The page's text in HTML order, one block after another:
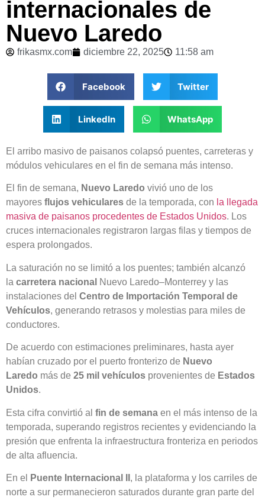
internacionales de
Nuevo Laredo
frikasmx.com diciembre 22, 2025 11:58 am
Facebook Twitter
LinkedIn WhatsApp
El arribo masivo de paisanos colapsó puentes, carreteras y
módulos vehiculares en el fin de semana más intenso.
El fin de semana, Nuevo Laredo vivió uno de los
mayores flujos vehiculares de la temporada, con la llegada
masiva de paisanos procedentes de Estados Unidos. Los
cruces internacionales registraron largas filas y tiempos de
espera prolongados.
La saturación no se limitó a los puentes; también alcanzó
la carretera nacional Nuevo Laredo–Monterrey y las
instalaciones del Centro de Importación Temporal de
Vehículos, generando retrasos y molestias para miles de
conductores.
De acuerdo con estimaciones preliminares, hasta ayer
habían cruzado por el puerto fronterizo de Nuevo
Laredo más de 25 mil vehículos provenientes de Estados
Unidos.
Esta cifra convirtió al fin de semana en el más intenso de la
temporada, superando registros recientes y evidenciando la
presión que enfrenta la infraestructura fronteriza en periodos
de alta afluencia.
En el Puente Internacional II , la plataforma y los carriles de
norte a sur permanecieron saturados durante gran parte del